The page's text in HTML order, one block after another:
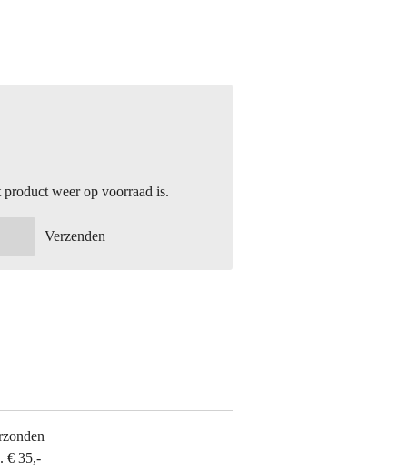
weer op voorraad is.
Verzenden
€ 35,-